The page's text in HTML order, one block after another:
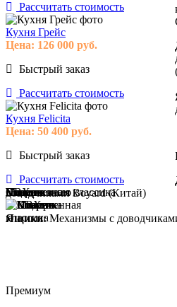
Рассчитать стоимость
Кухня Грейс
Цена: 126 000 руб.
Быстрый заказ
Рассчитать стоимость
Кухня Felicita
Цена: 50 400 руб.
Быстрый заказ
Рассчитать стоимость
Модерн
Классика
Современная классика
Пока не знаю
ПВХ
Пластик
Эмаль
Массив
Пока не знаю
доводчиками Boyard (Китай)
Ящики:Механизмы с
Премиум